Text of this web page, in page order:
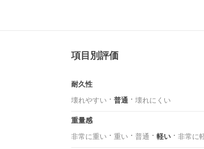
項目別評価
耐久性
壊れやすい
普通 壊れにくい
重量感
非常に重い
重い 普通 軽い 非常に